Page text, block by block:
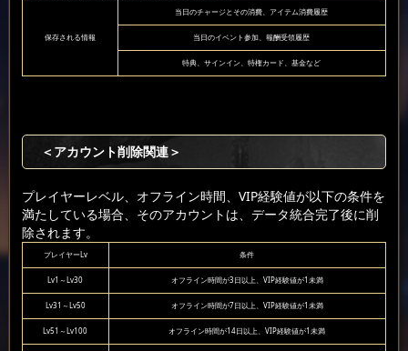
保存される情報
当日のチャージとその消費、アイテム消費履歴
当日のイベント参加、報酬受領履歴
特典、サインイン、特権カード、基金など
＜アカウント削除関連＞
プレイヤーレベル、オフライン時間、VIP経験値が以下の条件を
満たしている場合、そのアカウントは、データ統合完了後に削
除されます。
プレイヤーLv 条件
Lv1～Lv30 オフライン時間が3日以上、VIP経験値が1未満
Lv31～Lv50 オフライン時間が7日以上、VIP経験値が1未満
Lv51～Lv100 オフライン時間が14日以上、VIP経験値が1未満